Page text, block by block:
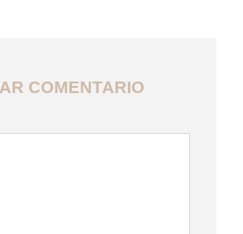
COMENTARIO